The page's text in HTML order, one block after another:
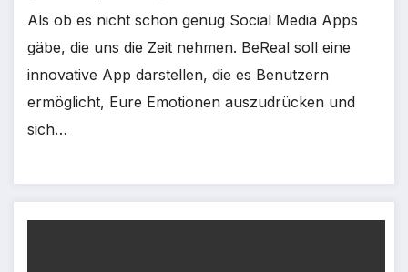
Als ob es nicht schon genug Social Media Apps
gäbe, die uns die Zeit nehmen. BeReal soll eine
innovative App darstellen, die es Benutzern
ermöglicht, Eure Emotionen auszudrücken und
sich…